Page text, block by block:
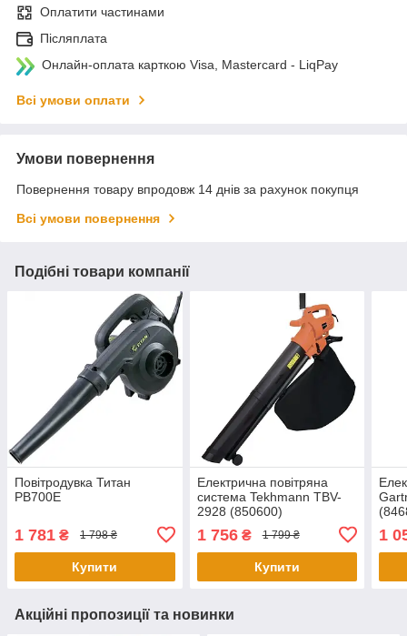
Оплатити частинами
Післяплата
Онлайн-оплата карткою Visa, Mastercard - LiqPay
Всі умови оплати
Умови повернення
Повернення товару впродовж 14 днів за рахунок покупця
Всі умови повернення
Подібні товари компанії
Повітродувка Титан
PB700E
1 781 ₴ 1 798 ₴
Купити
Електрична повітряна
система Tekhmann TBV-
2928 (850600)
1 756₴ 1 799 ₴
Купити
1
Акційні пропозиції та новинки